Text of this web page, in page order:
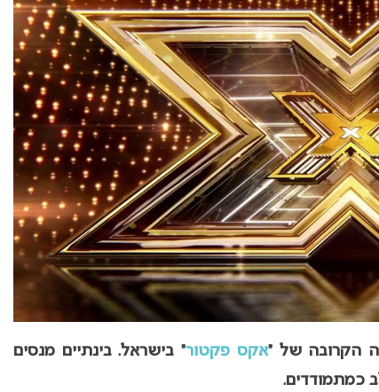
הקרובה של “אקס פקטור” בישראל. בינתיים מנסים
כמתמודדים.